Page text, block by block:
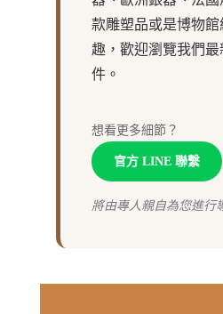
款雕塑品或是博物
趣，歡迎瀏覽我們
件。
想看更多細節？
官方 LINE 聯繫
將由專人親自為您進行